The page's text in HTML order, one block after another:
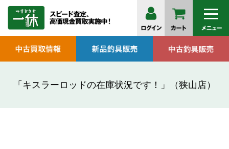
「キスラーロッドの在庫状況です！」（狭山店）